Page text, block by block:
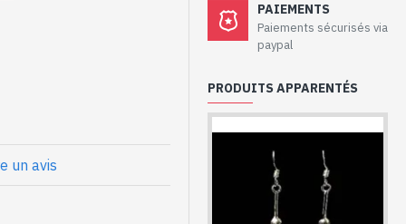
- Boucles
Sun Sitara
1000
goutte, en cabochon,
longue recourbée que l'on
: 30mm x 10mm approx
un avis
PAIEMENTS
Paiements sécurisés via
paypal
PRODUITS APPARENTÉS